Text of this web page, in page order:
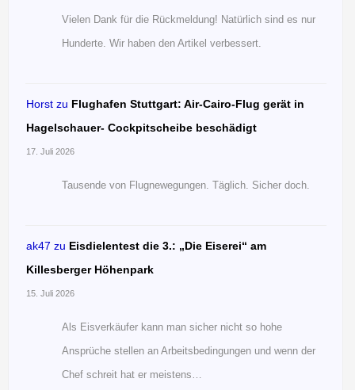
Vielen Dank für die Rückmeldung! Natürlich sind es nur
Hunderte. Wir haben den Artikel verbessert.
Horst zu Flughafen Stuttgart: Air-Cairo-Flug gerät in
Hagelschauer- Cockpitscheibe beschädigt
17. Juli 2026
Tausende von Flugnewegungen. Täglich. Sicher doch.
ak47 zu Eisdielentest die 3.: „Die Eiserei“ am
Killesberger Höhenpark
15. Juli 2026
Als Eisverkäufer kann man sicher nicht so hohe
Ansprüche stellen an Arbeitsbedingungen und wenn der
Chef schreit hat er meistens…